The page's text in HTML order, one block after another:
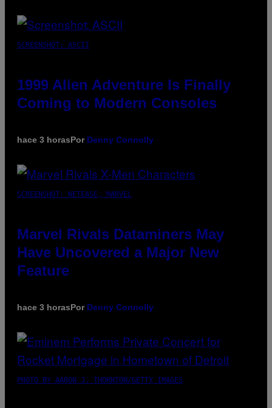
SCREENSHOT: ASCII
1999 Alien Adventure Is Finally
Coming to Modern Consoles
hace 3 horasPor Denny Connolly
SCREENSHOT: NETEASE, MARVEL
Marvel Rivals Dataminers May
Have Uncovered a Major New
Feature
hace 3 horasPor Denny Connolly
PHOTO BY AARON J. THORNTON/GETTY IMAGES